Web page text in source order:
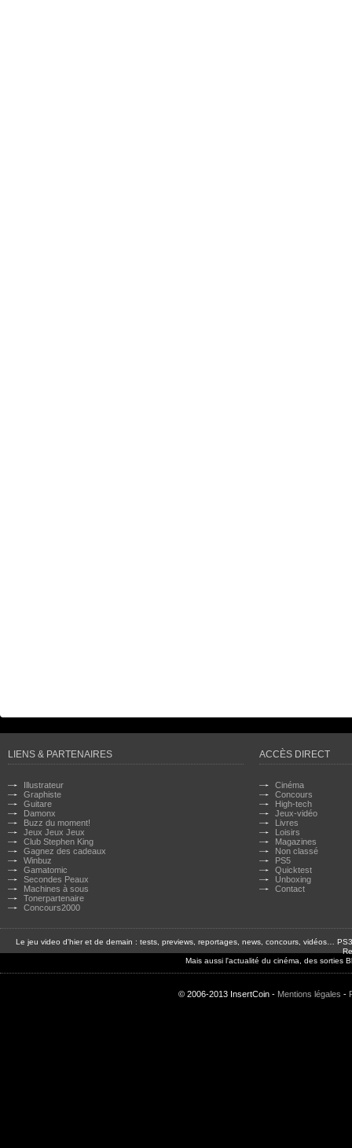
LIENS & PARTENAIRES
Illustrateur
Graphiste
Guitare
Damonx
Buzz du moment!
Jeux Jeux Jeux
Club Stephen King
Gagnez des cadeaux
Winbuz
Gamatomic
Secondes Peaux
Machines à sous
Tonerpartenaire
Concours2000
ACCÈS DIRECT
Cinéma
Concours
High-tech
Jeux-vidéo
Livres
Loisirs
Magazines
Non classé
PS5
Quicktest
Unboxing
Contact
Le jeu video d'hier et de demain : tests, previews, reportages, news, concours, vidéos…
Mais aussi l'actualité du cinéma, des sorties
© 2006-2013 InsertCoin - Mentions légales -